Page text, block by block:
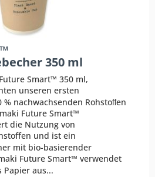
350 ml
Smart™ 350 ml,
unseren ersten
nachwachsenden Rohstoﬀen
Future Smart™
die Nutzung von
und ist ein
mit bio-basierender
Future Smart™ verwendet
Papier aus...